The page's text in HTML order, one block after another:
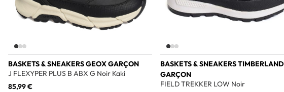
BASKETS & SNEAKERS GEOX GARÇON
J FLEXYPER PLUS B ABX G Noir Kaki
85,99 €
BASKETS & SNEAKERS TIMBERLAND
GARÇON
FIELD TREKKER LOW Noir